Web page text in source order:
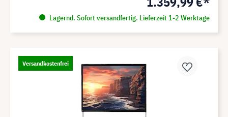
Lagernd. Sofort versandfertig. Lieferzeit 1-2 Werktage
Versandkostenfrei